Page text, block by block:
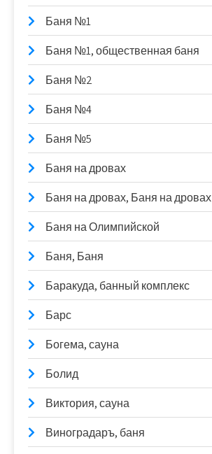
Баня №1
Баня №1, общественная баня
Баня №2
Баня №4
Баня №5
Баня на дровах
Баня на дровах, Баня на дровах
Баня на Олимпийской
Баня, Баня
Баракуда, банный комплекс
Барс
Богема, сауна
Болид
Виктория, сауна
Виноградаръ, баня